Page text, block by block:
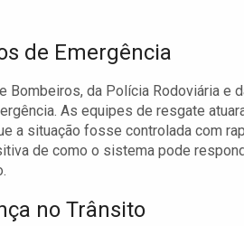
de Emergência
Bombeiros, da Polícia Rodoviária e
As equipes de resgate
a situação fosse controlada com
de como o sistema pode
no Trânsito